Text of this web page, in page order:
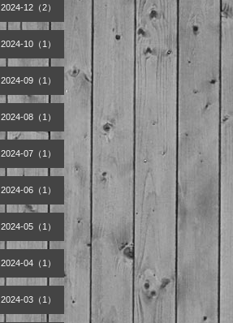
2024-12（2）
2024-10（1）
2024-09（1）
2024-08（1）
2024-07（1）
2024-06（1）
2024-05（1）
2024-04（1）
2024-03（1）